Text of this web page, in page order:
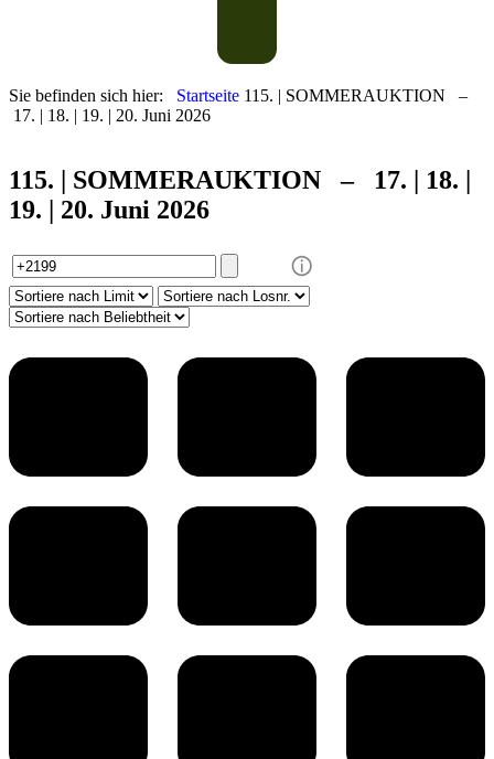
Sie befinden sich hier: Startseite 115. | SOMMERAUKTION –
17. | 18. | 19. | 20. Juni 2026
115. | SOMMERAUKTION – 17. | 18. |
19. | 20. Juni 2026